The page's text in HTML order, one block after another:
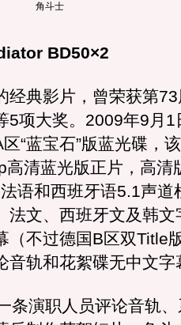
角斗士
BD50×2
典影片，曾荣获第73
5项大奖。2009年9月1
“蓝宝石”版蓝光碟，
高清蓝光版正片，高清
语和西班牙语5.1声道
法文、西班牙文及韩文
（不过德国B区双Title
音轨和花絮碟无中文字
演职人员评论音轨、